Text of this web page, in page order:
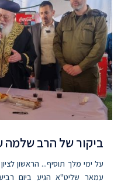
ביקור של הרב שלמה
על ימי מלך תוסיף... הראשון
עמאר שליט"א הגיע ביום